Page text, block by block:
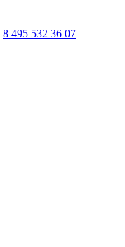
8 495 532 36 07